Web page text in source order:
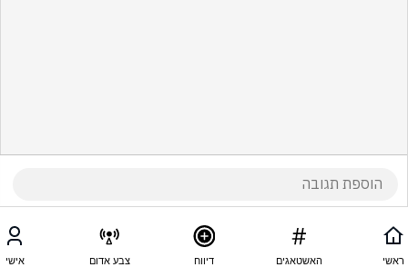
ראשי האשטאגים דיווח צבע אדום אישי